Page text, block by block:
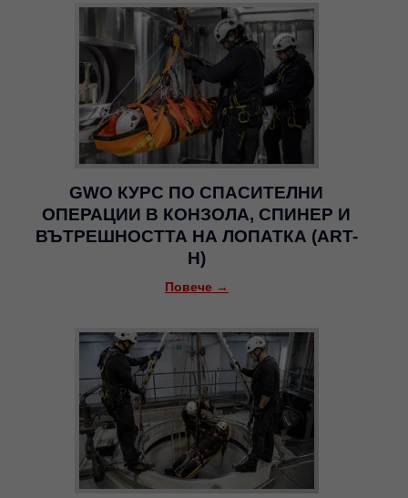
GWO КУРС ПО СПАСИТЕЛНИ
ОПЕРАЦИИ В КОНЗОЛА, СПИНЕР И
ВЪТРЕШНОСТТА НА ЛОПАТКА (ART-
H)
Повече →